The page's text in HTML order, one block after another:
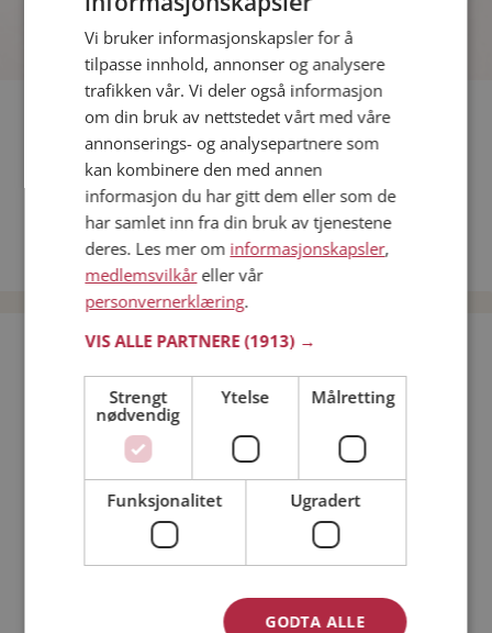
Fler single
Flere singlekvinner fra Vågan:Dina,Lilly,
Menn fra Vågan
Date kvinner i Norge
Date menn i Norge
Bli medlem gratis!
Jeg er en:
Vi bruker informasjonskapsler for å
tilpasse innhold, annonser og analysere
trafikken vår. Vi deler også informasjon
om din bruk av nettstedet vårt med våre
annonserings- og analysepartnere som
kan kombinere den med annen
informasjon du har gitt dem eller som de
har samlet inn fra din bruk av tjenestene
deres. Les mer om informasjonskapsler,
medlemsvilkåreller vår
personvernerklæring.
VIS ALLE PARTNERE(1913) →
Strengt
nødvendig
Ytelse Målretting
Funksjonalitet Ugradert
GODTA ALLE